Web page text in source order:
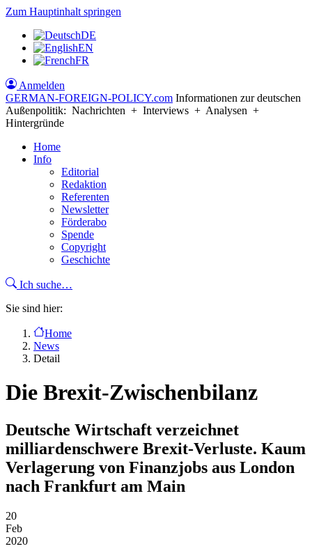
Zum Hauptinhalt springen
DE
EN
FR
Anmelden
GERMAN-FOREIGN-POLICY.com Informationen zur deutschen
Außenpolitik: Nachrichten + Interviews + Analysen +
Hintergründe
Home
Info
Editorial
Redaktion
Referenten
Newsletter
Förderabo
Spende
Copyright
Geschichte
Ich suche…
Sie sind hier:
Home
News
Detail
Die Brexit-Zwischenbilanz
Deutsche Wirtschaft verzeichnet
milliardenschwere Brexit-Verluste. Kaum
Verlagerung von Finanzjobs aus London
nach Frankfurt am Main
20
Feb
2020